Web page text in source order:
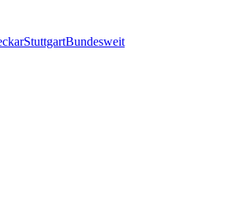
StuttgartBundesweit